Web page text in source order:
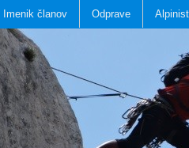
Imenik članov Odprave